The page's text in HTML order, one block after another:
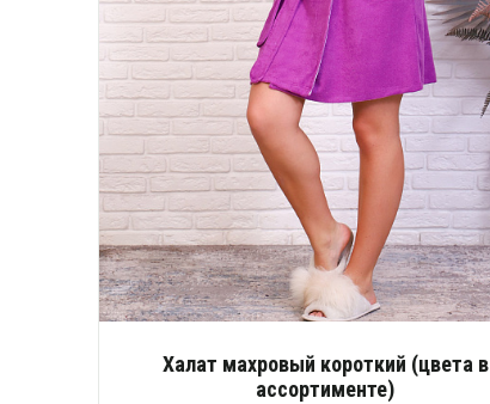
Халат махровый короткий (цвета в
ассортименте)